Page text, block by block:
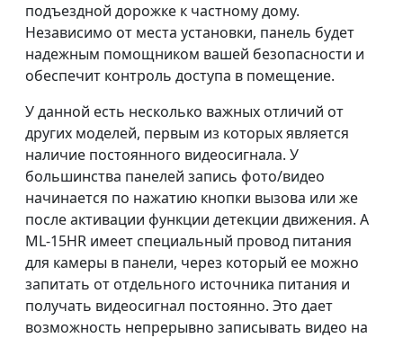
подъездной дорожке к частному дому.
Независимо от места установки, панель будет
надежным помощником вашей безопасности и
обеспечит контроль доступа в помещение.
У данной есть несколько важных отличий от
других моделей, первым из которых является
наличие постоянного видеосигнала. У
большинства панелей запись фото/видео
начинается по нажатию кнопки вызова или же
после активации функции детекции движения. А
МL-15HR имеет специальный провод питания
для камеры в панели, через который ее можно
запитать от отдельного источника питания и
получать видеосигнал постоянно. Это дает
возможность непрерывно записывать видео на